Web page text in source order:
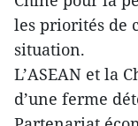
les priorités de
situation.
L’ASEAN et la
d’une ferme